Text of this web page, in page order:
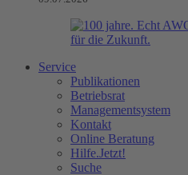
Service
Publikationen
Betriebsrat
Managementsystem
Kontakt
Online Beratung
Hilfe.Jetzt!
Suche